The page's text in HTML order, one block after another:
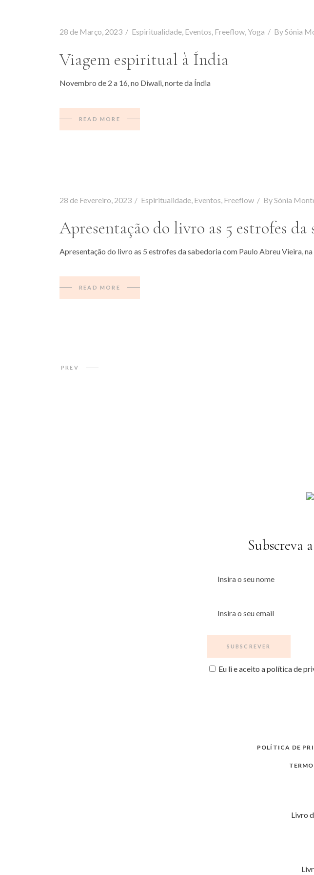
28 de Março, 2023 Espiritualidade, Eventos, Freeflow, Yoga BySónia
Viagem espiritual à Índia
Novembro de 2 a 16, no Diwali, norte da Índia
READ MORE
28 de Fevereiro, 2023 Espiritualidade, Eventos, Freeflow BySónia
Apresentação do livro as 5 estrofes
Apresentação do livro as 5 estrofes da sabedoria com Paulo Abreu Vieira,
READ MORE
Paginação
PREV
Subscreva
Eu li e aceito a política de
POLÍTICA DE
Livro